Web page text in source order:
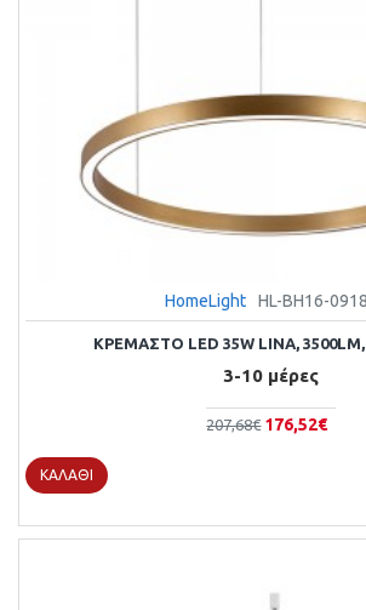
HomeLight HL-BH16-
ΚΡΕΜΑΣΤΌ LED 35W LINA, 3500LM,
3-10 μέρες
207,68€ 176,52€
ΚΑΛΆΘΙ